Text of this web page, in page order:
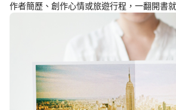
作者簡歷、創作心情或旅遊行程，一翻開書